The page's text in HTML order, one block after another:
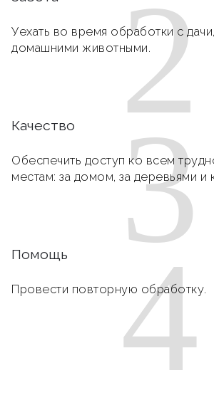
2
Уехать во время обработки с
домашними животными.
3
Качество
Обеспечить доступ ко всем
местам: за домом, за деревьями и
4
Помощь
Провести повторную обработку.